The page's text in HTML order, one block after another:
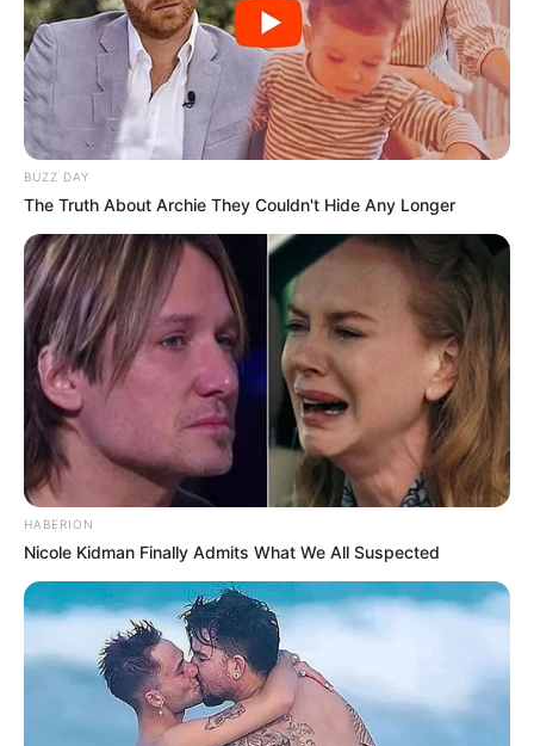
PUBLICAÇÕES RELACIONADAS
Prefeitura
FAÇA O SEU COMENTÁRIO AQUI!
FALE CONOSCO
Nome
E-mail *
Mensagem
BUZZ DAY
The Truth About Archie They Couldn't Hide Any Longer
HABERION
Nicole Kidman Finally Admits What We All Suspected